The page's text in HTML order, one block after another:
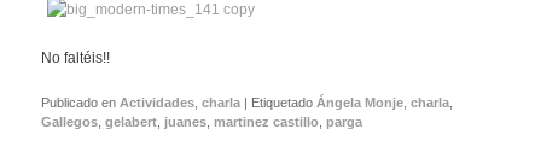
No faltéis!!
Publicado en Actividades ,charla | Etiquetado Ángela Monje ,charla
Gallegos ,gelabert juanes ,martinez castillo ,parga